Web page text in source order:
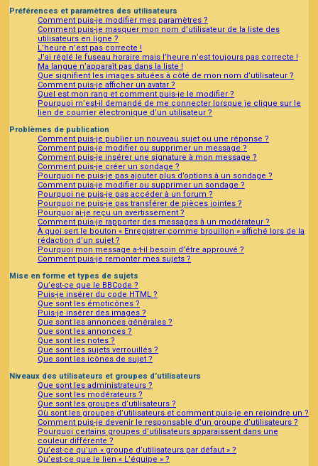
Préférences et paramètres des utilisateurs
Comment puis-je modifier mes paramètres ?
Comment puis-je masquer mon nom d’utilisateur de la liste des
utilisateurs en ligne ?
L’heure n’est pas correcte !
J’ai réglé le fuseau horaire mais l’heure n’est toujours pas correcte !
Ma langue n’apparaît pas dans la liste !
Que signifient les images situées à côté de mon nom d’utilisateur ?
Comment puis-je afficher un avatar ?
Quel est mon rang et comment puis-je le modifier ?
Pourquoi m’est-il demandé de me connecter lorsque je clique sur le
lien de courrier électronique d’un utilisateur ?
Problèmes de publication
Comment puis-je publier un nouveau sujet ou une réponse ?
Comment puis-je modifier ou supprimer un message ?
Comment puis-je insérer une signature à mon message ?
Comment puis-je créer un sondage ?
Pourquoi ne puis-je pas ajouter plus d’options à un sondage ?
Comment puis-je modifier ou supprimer un sondage ?
Pourquoi ne puis-je pas accéder à un forum ?
Pourquoi ne puis-je pas transférer de pièces jointes ?
Pourquoi ai-je reçu un avertissement ?
Comment puis-je rapporter des messages à un modérateur ?
À quoi sert le bouton « Enregistrer comme brouillon » affiché lors de la
rédaction d’un sujet ?
Pourquoi mon message a-t-il besoin d’être approuvé ?
Comment puis-je remonter mes sujets ?
Mise en forme et types de sujets
Qu’est-ce que le BBCode ?
Puis-je insérer du code HTML ?
Que sont les émoticônes ?
Puis-je insérer des images ?
Que sont les annonces générales ?
Que sont les annonces ?
Que sont les notes ?
Que sont les sujets verrouillés ?
Que sont les icônes de sujet ?
Niveaux des utilisateurs et groupes d’utilisateurs
Que sont les administrateurs ?
Que sont les modérateurs ?
Que sont les groupes d’utilisateurs ?
Où sont les groupes d’utilisateurs et comment puis-je en rejoindre un ?
Comment puis-je devenir le responsable d’un groupe d’utilisateurs ?
Pourquoi certains groupes d’utilisateurs apparaissent dans une
couleur différente ?
Qu’est-ce qu’un « groupe d’utilisateurs par défaut » ?
Qu’est-ce que le lien « L’équipe » ?